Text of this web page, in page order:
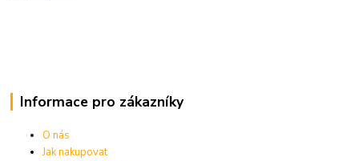
Informace pro zákazníky
O nás
Jak nakupovat